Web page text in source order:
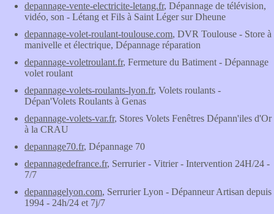
depannage-vente-electricite-letang.fr, Dépannage de télévision,
vidéo, son - Létang et Fils à Saint Léger sur Dheune
depannage-volet-roulant-toulouse.com, DVR Toulouse - Store à
manivelle et électrique, Dépannage réparation
depannage-voletroulant.fr, Fermeture du Batiment - Dépannage
volet roulant
depannage-volets-roulants-lyon.fr, Volets roulants -
Dépan'Volets Roulants à Genas
depannage-volets-var.fr, Stores Volets Fenêtres Dépann'iles d'Or
à la CRAU
depannage70.fr, Dépannage 70
depannagedefrance.fr, Serrurier - Vitrier - Intervention 24H/24 -
7/7
depannagelyon.com, Serrurier Lyon - Dépanneur Artisan depuis
1994 - 24h/24 et 7j/7